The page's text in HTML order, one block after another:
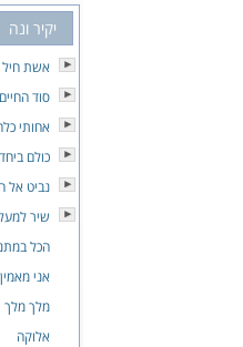
יקיר ונה
אשת חיל
סוד החיים
אחותי
כולם ביחד
נביט אל
שיר
הכל
אני מאמין
מלך מלך
אלוקה